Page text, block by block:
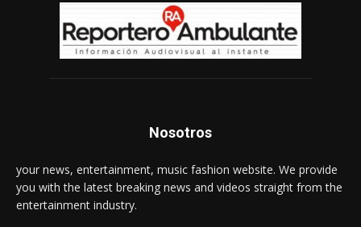
Nosotros
your news, entertainment, music fashion website. We provide
you with the latest breaking news and videos straight from the
entertainment industry.